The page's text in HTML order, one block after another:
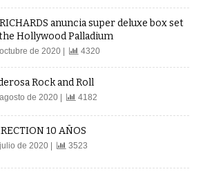
anuncia super deluxe box set
Hollywood Palladium
de 2020 | 4320
Rock and Roll
de 2020 | 4182
10 AÑOS
de 2020 | 3523